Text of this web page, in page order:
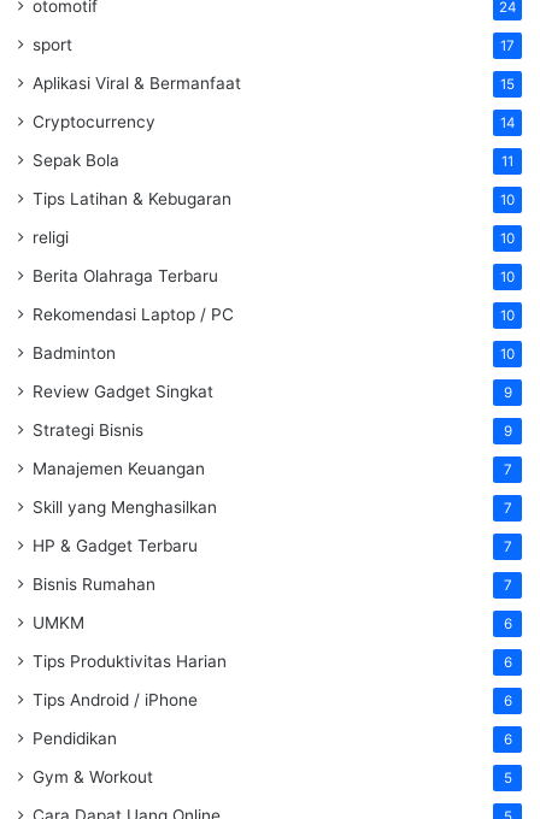
otomotif 24
sport 17
Aplikasi Viral & Bermanfaat 15
Cryptocurrency 14
Sepak Bola 11
Tips Latihan & Kebugaran 10
religi 10
Berita Olahraga Terbaru 10
Rekomendasi Laptop / PC 10
Badminton 10
Review Gadget Singkat 9
Strategi Bisnis 9
Manajemen Keuangan 7
Skill yang Menghasilkan 7
HP & Gadget Terbaru 7
Bisnis Rumahan 7
UMKM 6
Tips Produktivitas Harian 6
Tips Android / iPhone 6
Pendidikan 6
Gym & Workout 5